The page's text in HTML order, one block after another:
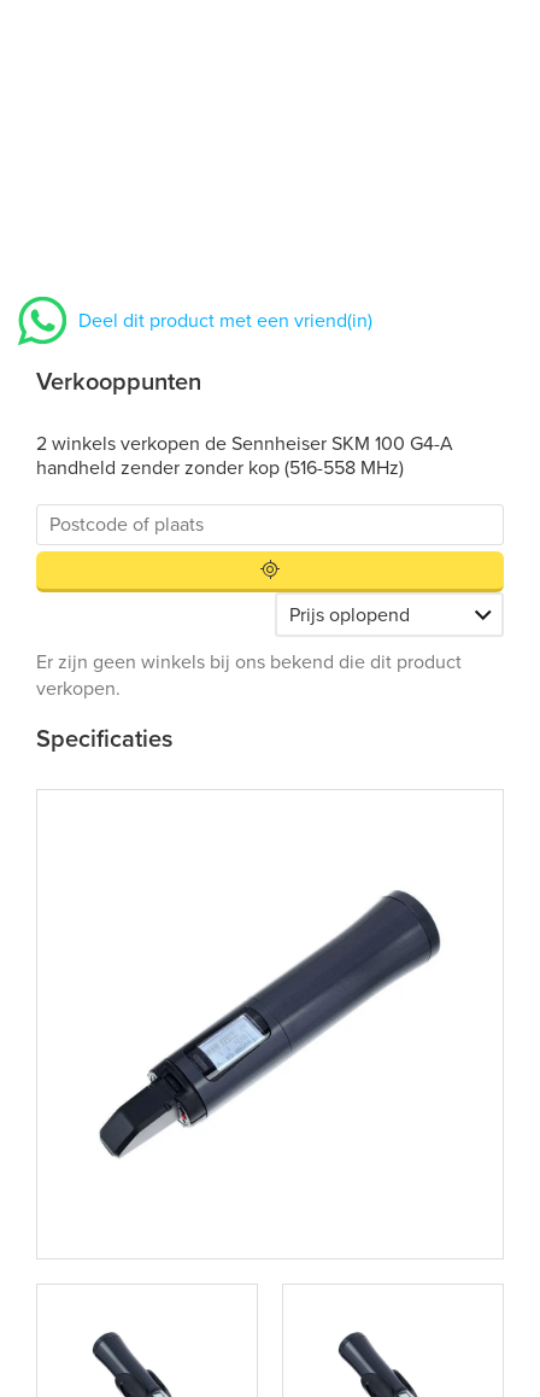
Deel dit product met een vriend(in)
Verkooppunten
2 winkels verkopen de Sennheiser SKM 100 G4-A
handheld zender zonder kop (516-558 MHz)
Er zijn geen winkels bij ons bekend die dit product
verkopen.
Specificaties